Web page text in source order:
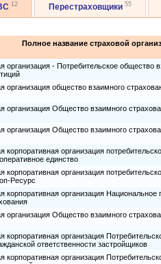
12 Перестраховщики 55
Полное название страховой
организация - Потребительское общество
организация общество взаимного
организация Общество взаимного
организация Общество взаимного
корпоративная организация
единство
корпоративная организация
Ресурс
корпоративная организация Национальное
организация Общество взаимного
корпоративная организация
ответственности застройщиков
корпоративная организация